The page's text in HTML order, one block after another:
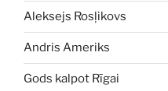
Aleksejs Rosļikovs
Andris Ameriks
Gods kalpot Rīgai